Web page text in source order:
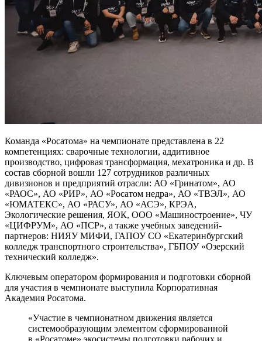
Команда «Росатома» на чемпионате представлена в 22
компетенциях: сварочные технологии, аддитивное
производство, цифровая трансформация, мехатроника и др. В
состав сборной вошли 127 сотрудников различных
дивизионов и предприятий отрасли: АО «Гринатом», АО
«РАОС», АО «РИР», АО «Росатом недра», АО «ТВЭЛ», АО
«ЮМАТЕКС», АО «РАСУ», АО «АСЭ», КРЭА,
Экологические решения, ЯОК, ООО «Машиностроение», ЧУ
«ЦИФРУМ», АО «ПСР», а также учебных заведений-
партнеров: НИЯУ МИФИ, ГАПОУ СО «Екатеринбургский
колледж транспортного строительства», ГБПОУ «Озерский
технический колледж».
Ключевым оператором формирования и подготовки сборной
для участия в чемпионате выступила Корпоративная
Академия Росатома.
«Участие в чемпионатном движения является
системообразующим элементом сформированной
в «Росатоме» экосистемы подготовки рабочих и